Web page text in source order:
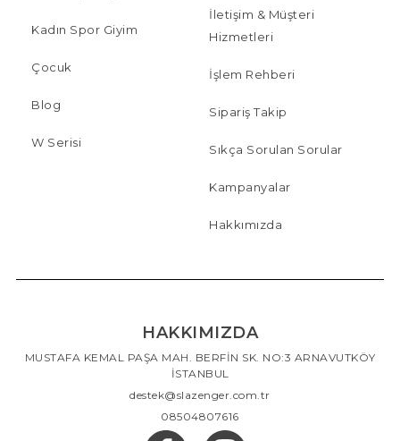
Kadın Spor Giyim
Çocuk
Blog
W Serisi
İletişim & Müşteri
Hizmetleri
İşlem Rehberi
Sipariş Takip
Sıkça Sorulan Sorular
Kampanyalar
Hakkımızda
HAKKIMIZDA
MUSTAFA KEMAL PAŞA MAH. BERFİN SK. NO:3 ARNAVUTKÖY
İSTANBUL
destek@slazenger.com.tr
08504807616